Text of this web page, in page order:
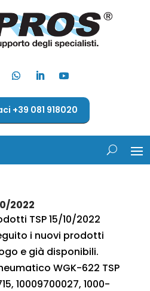
+39 081 918020
2022
TSP 15/10/2022
i nuovi prodotti
e già disponibili.
WGK-622 TSP
10009700027, 1000-